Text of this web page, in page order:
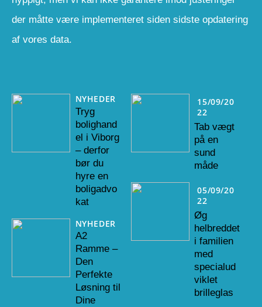
der måtte være implementeret siden sidste opdatering
af vores data.
NYHEDER
Tryg
bolighand
el i Viborg
– derfor
bør du
hyre en
boligadvo
kat
NYHEDER
A2
Ramme –
Den
Perfekte
Løsning til
Dine
15/09/20
22
Tab vægt
på en
sund
måde
05/09/20
22
Øg
helbreddet
i familien
med
specialud
viklet
brilleglas